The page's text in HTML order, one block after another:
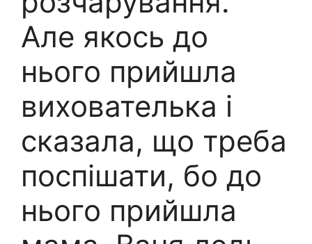
Але якось до
нього прийшла
вихователька і
сказала, що треба
поспішати, бо до
нього прийшла